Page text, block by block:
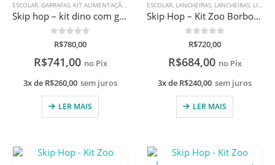
ESCOLAR, GARRAFAS, KIT ALIMENTAÇÃO LANCHEIRAS,LANCHEIRAS,LINHA SKIP HOP ,
Skip hop – kit dino com gravação a laser
0de 5
R$780,00
R$741,00 no Pix
3x de R$260,00 sem juros
LER MAIS
ESCOLAR, LANCHEIRAS, LANCHEIRAS, LINHA SKIP HOP
Skip Hop – Kit Zoo Borboleta 3+
0de 5
R$720,00
R$684,00 no Pix
3x de R$240,00 sem juros
LER MAIS